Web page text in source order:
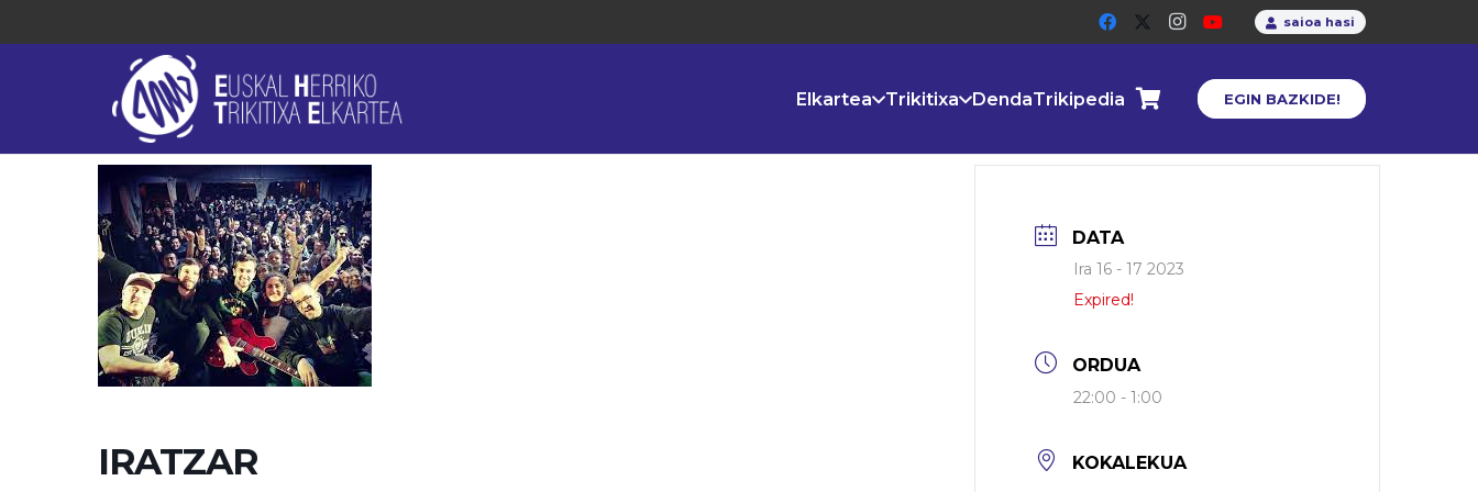
saioa hasi
Elkartea Trikitixa DendaTrikipedia EGIN BAZKIDE!
IRATZAR
DATA
Ira 16 - 17 2023
Expired!
ORDUA
22:00 - 1:00
KOKALEKUA